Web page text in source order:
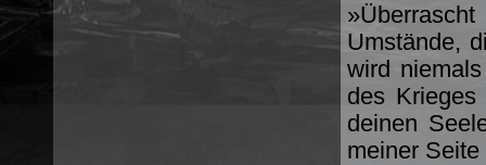
Umstände,
wird
des
deinen
meiner